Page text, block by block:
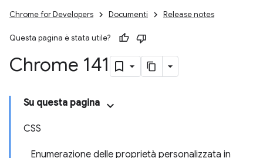
Chrome for Developers Documenti Release notes
Questa pagina è stata utile?
Chrome 141
Su questa pagina
CSS
Enumerazione delle proprietà personalizzata in